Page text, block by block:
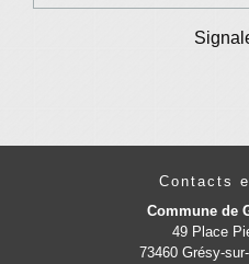
Contacts
Commune de
49 Place
73460 Grésy-